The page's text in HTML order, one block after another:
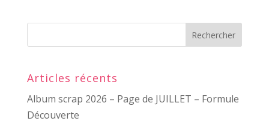
Articles récents
Album scrap 2026 – Page de JUILLET – Formule
Découverte